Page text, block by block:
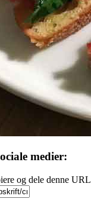
medier:
og dele denne URL